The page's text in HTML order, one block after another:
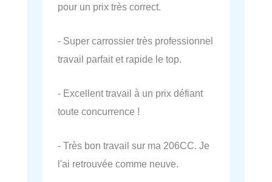
pour un prix très correct.
- Super carrossier très professionnel
travail parfait et rapide le top.
- Excellent travail à un prix défiant
toute concurrence !
- Très bon travail sur ma 206CC. Je
l'ai retrouvée comme neuve.